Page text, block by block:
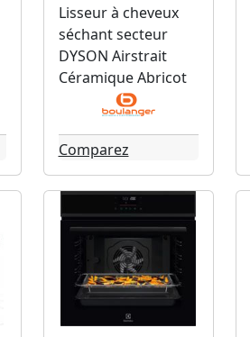
Lisseur à cheveux
séchant secteur
DYSON Airstrait
Céramique Abricot
Comparez